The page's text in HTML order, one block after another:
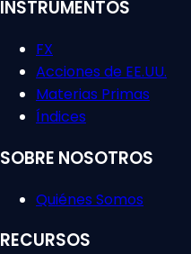
INSTRUMENTOS
FX
Acciones de EE.UU.
Materias Primas
Índices
SOBRE NOSOTROS
Quiénes Somos
RECURSOS